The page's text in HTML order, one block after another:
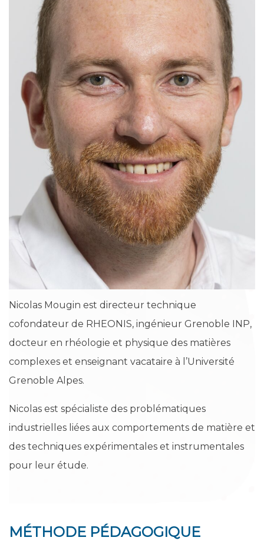
Nicolas Mougin est directeur technique
cofondateur de RHEONIS, ingénieur Grenoble INP,
docteur en rhéologie et physique des matières
complexes et enseignant vacataire à l’Université
Grenoble Alpes.
Nicolas est spécialiste des problématiques
industrielles liées aux comportements de matière et
des techniques expérimentales et instrumentales
pour leur étude.
MÉTHODE PÉDAGOGIQUE